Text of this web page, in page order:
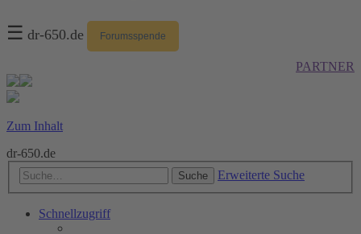
☰ dr-650.de Forumsspende
PARTNER
Zum Inhalt
dr-650.de
Suche Erweiterte Suche
Schnellzugriff